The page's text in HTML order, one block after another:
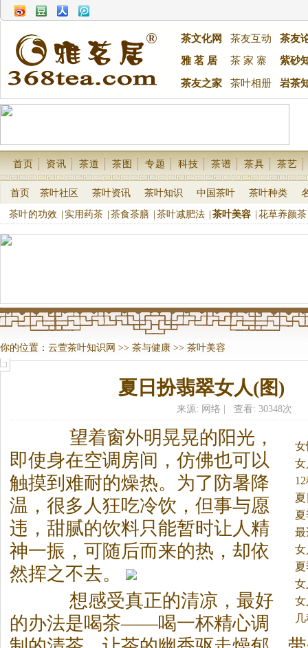
茶文化网 茶友互动
茶友
雅 茗 居
茶 家 寨 紫砂
茶友之家 茶叶相册 岩茶
首页 资讯 茶道 茶图 专题 科技 茶谱 茶具 茶艺
首页 茶叶社区 茶叶资讯 茶叶知识 中国茶叶 茶叶种类
茶叶的功效 实用药茶 茶食茶膳 茶叶减肥法 茶叶美容 花草养颜茶
你的位置： 云萱茶叶知识网 >> 茶与健康 >> 茶叶美容
夏日扮翡翠女人(图)
来源: 网络 | 查看: 30348次
望着窗外明晃晃的阳光，
即使身在空调房间，仿佛也可以
触摸到难耐的燥热。 为了防暑降
温，很多人狂吃冷饮，但事与愿
违，甜腻的饮料只能暂时让人精
神一振，可随后而来的热，却依
然挥之不去。
想感受真正的清凉，最好
的办法是喝茶——喝一杯精心调